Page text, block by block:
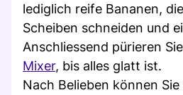
lediglich reife Bananen,
Scheiben schneiden und
Anschliessend pürieren
Mixer, bis alles glatt ist.
Nach Belieben können